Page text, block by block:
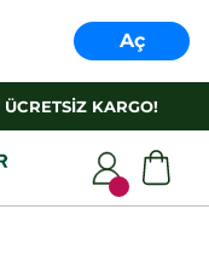
Aç
ÜCRETSİZ KARGO!